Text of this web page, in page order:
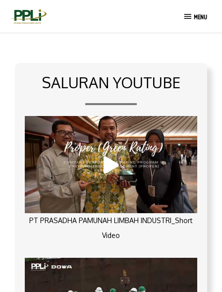
MENU
MENU
SALURAN YOUTUBE
PT PRASADHA PAMUNAH LIMBAH INDUSTRI_Short
Video